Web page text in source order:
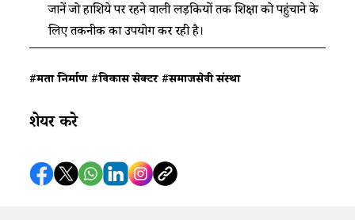
जानें जो हाशिये पर रहने वाली लड़कियों तक शिक्षा को पहुंचाने के
लिए तकनीक का उपयोग कर रही है।
#क्षमता निर्माण #विकास सेक्टर #समाजसेवी संस्था
शेयर करे